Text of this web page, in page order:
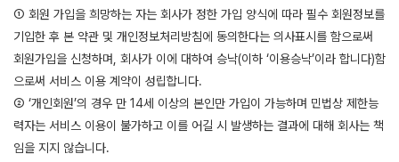
① 회원 가입을 희망하는 자는 회사가 정한 가입 양식에 따라 필수 회원정보를
기입한 후 본 약관 및 개인정보처리방침에 동의한다는 의사표시를 함으로써
회원가입을 신청하며, 회사가 이에 대하여 승낙(이하 ‘이용승낙’이라 합니다)함
으로써 서비스 이용 계약이 성립합니다.
② ‘개인회원’의 경우 만 14세 이상의 본인만 가입이 가능하며 민법상 제한능
력자는 서비스 이용이 불가하고 이를 어길 시 발생하는 결과에 대해 회사는 책
임을 지지 않습니다.